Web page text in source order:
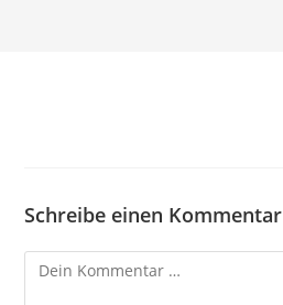
Schreibe einen Kommentar